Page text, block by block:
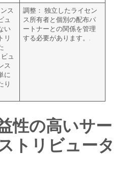
ス
ュ
い
リ
ュ
ス
に
り
調整： 独立したライセン
ス所有者と個別の配布パ
ートナーとの関係を管理
する必要があります。.
性の高いサー
トリビュータ